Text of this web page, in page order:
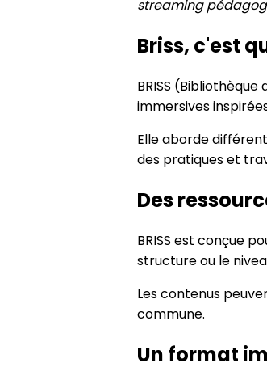
streaming
Briss, c'est
BRISS
immersives
Elle aborde
des pratiques et
Des
BRISS est conçue
structure ou le
Les contenus
commune.
Un format